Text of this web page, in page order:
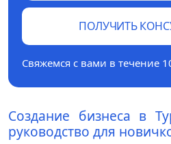
ПОЛУЧИТЬ
Свяжемся с вами в течение
Создание бизнеса в
руководство для